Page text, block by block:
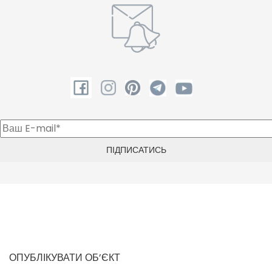
ОПУБЛІКУВАТИ ОБ’ЄКТ